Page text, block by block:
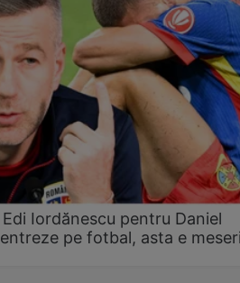
Iordănescu pentru Daniel
pe fotbal, asta e